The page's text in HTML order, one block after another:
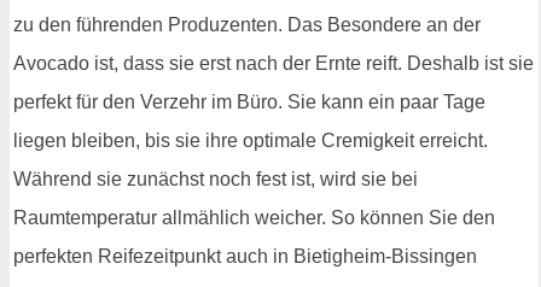
zu den führenden Produzenten. Das Besondere an der
Avocado ist, dass sie erst nach der Ernte reift. Deshalb ist sie
perfekt für den Verzehr im Büro. Sie kann ein paar Tage
liegen bleiben, bis sie ihre optimale Cremigkeit erreicht.
Während sie zunächst noch fest ist, wird sie bei
Raumtemperatur allmählich weicher. So können Sie den
perfekten Reifezeitpunkt auch in Bietigheim-Bissingen